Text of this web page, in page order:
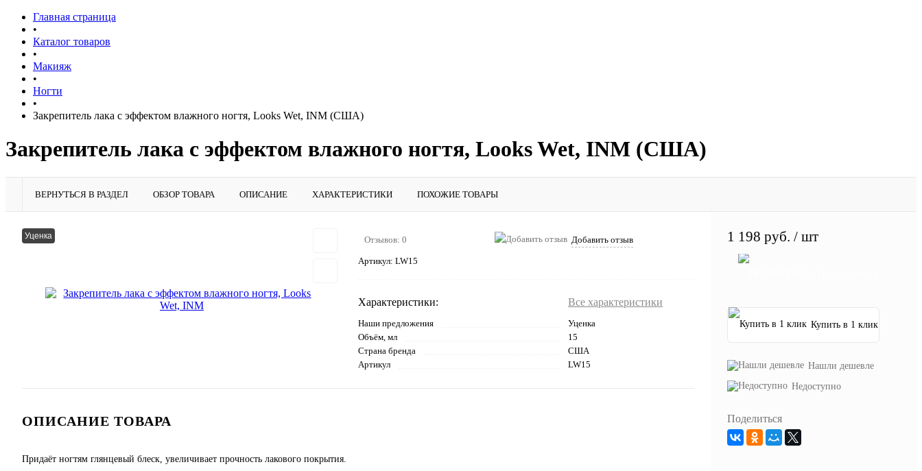
Главная страница
•
Каталог товаров
•
Макияж
•
Ногти
•
Закрепитель лака с эффектом влажного ногтя, Looks Wet, INM (США)
Закрепитель лака с эффектом влажного ногтя, Looks Wet, INM (США)
ВЕРНУТЬСЯ В РАЗДЕЛ ОБЗОР ТОВАРА ОПИСАНИЕ ХАРАКТЕРИСТИКИ ПОХОЖИЕ ТОВАРЫ
Уценка Отзывов: 0 Добавить отзыв
Артикул: LW15
Характеристики: Все характеристики
Наши предложения
Уценка
Объём, мл
15
Страна бренда
США
Артикул
LW15
ОПИСАНИЕ ТОВАРА
Придаёт ногтям глянцевый блеск, увеличивает прочность лакового покрытия.
1 198 руб. / шт
Купить в 1 клик
Нашли дешевле
Недоступно
Поделиться